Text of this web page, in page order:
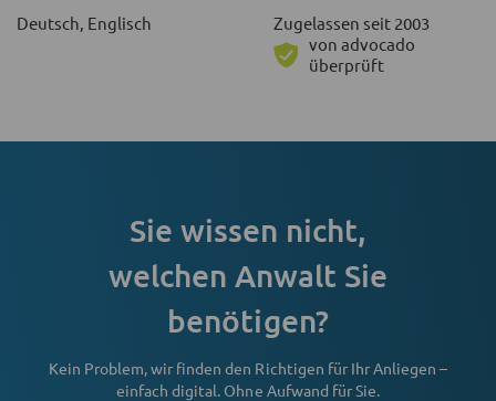
Deutsch, Englisch
Zugelassen seit 2003
von advocado
überprüft
Sie wissen nicht,
welchen Anwalt Sie
benötigen?
Kein Problem, wir finden den Richtigen für Ihr Anliegen –
einfach digital. Ohne Aufwand für Sie.